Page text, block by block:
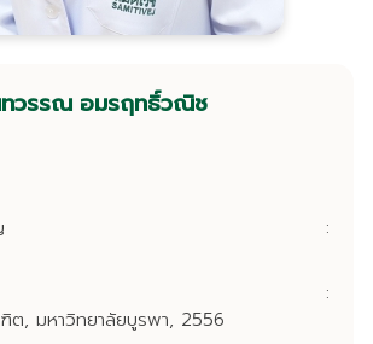
วรรณ อมรฤทธิ์วณิช
:
:
, มหาวิทยาลัยบูรพา, 2556